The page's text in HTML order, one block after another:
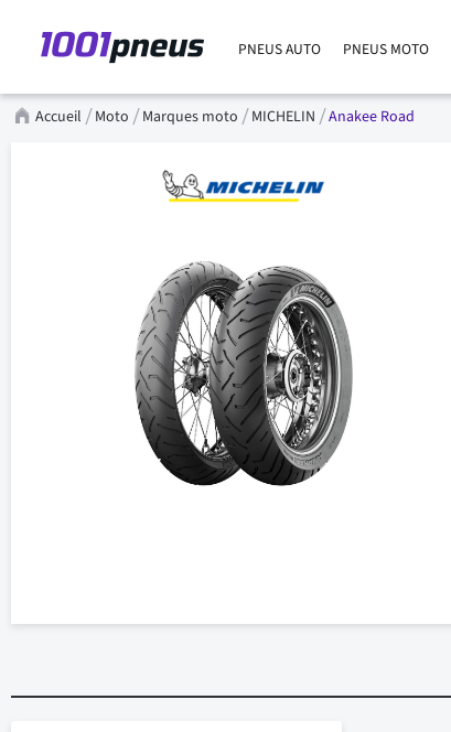
PNEUS AUTO PNEUS MOTO
Accueil Moto Marques moto MICHELIN Anakee Road